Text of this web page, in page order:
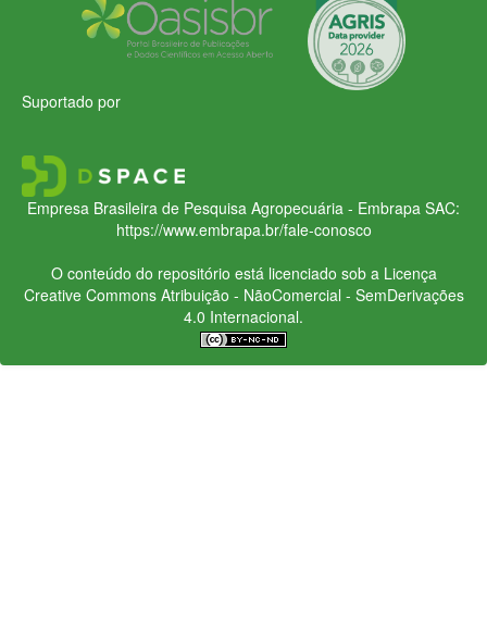
Suportado por
Empresa Brasileira de Pesquisa Agropecuária - Embrapa SAC:
https://www.embrapa.br/fale-conosco
O conteúdo do repositório está licenciado sob a Licença
Creative CommonsAtribuição - NãoComercial - SemDerivações
4.0 Internacional.